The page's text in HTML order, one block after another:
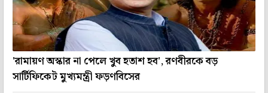
'রামায়ণ অস্কার না পেলে খুব হতাশ হব', রণবীরকে বড়
সার্টিফিকেট মুখ্যমন্ত্রী ফড়ণবিসের